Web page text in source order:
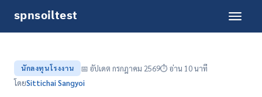
spnsoiltest
นักลงทุนโรงงาน 📅 อัปเดต กรกฎาคม 2569⏱️ อ่าน 10 นาที
โดยSittichai Sangyoi